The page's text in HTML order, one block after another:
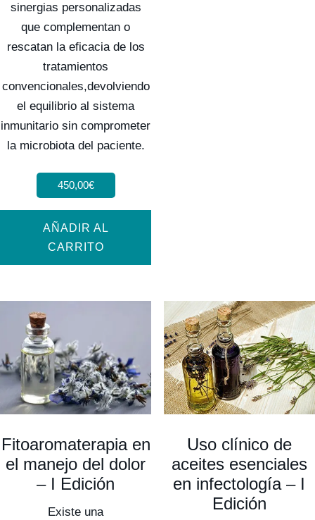
sinergias personalizadas
que complementan o
rescatan la eficacia de los
tratamientos
convencionales,devolviendo
el equilibrio al sistema
inmunitario sin comprometer
la microbiota del paciente.
450,00€
AÑADIR AL
CARRITO
Fitoaromaterapia en
el manejo del dolor
– I Edición
Existe una
Uso clínico de
aceites esenciales
en infectología – I
Edición